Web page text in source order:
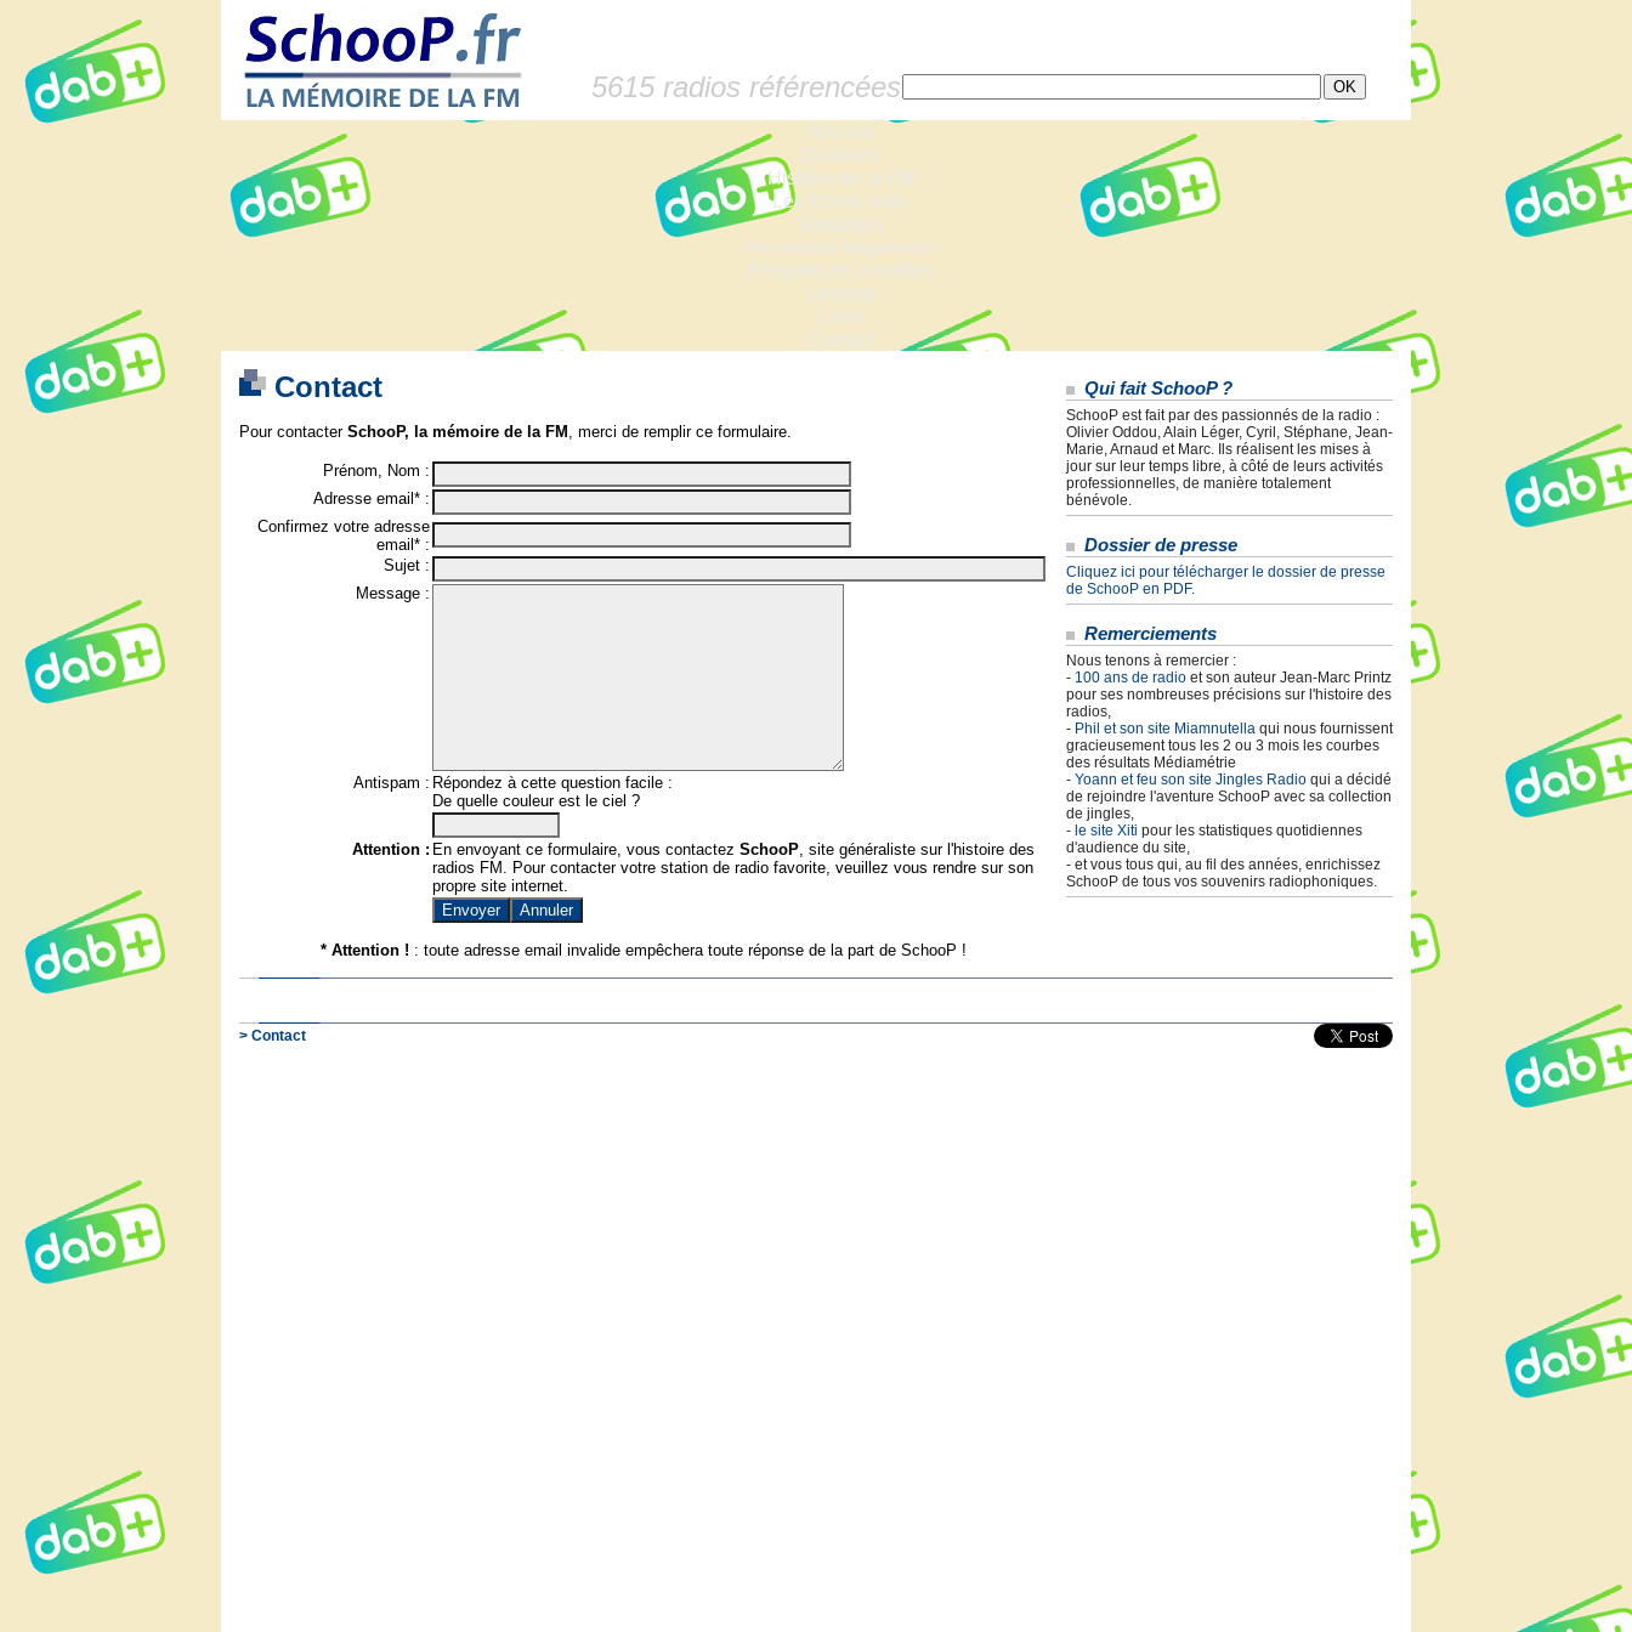
5615 radios référencées
Accueil
Dossiers
Histoire de la FM
Les fiches radio
Sondages
Anciennes fréquences
Fréquences actuelles
Lexique
Liens
Contact
Contact
Pour contacter SchooP, la mémoire de la FM , merci de remplir ce formulaire.
Prénom, Nom :
Adresse email* :
Confirmez votre adresse
email* :
Sujet :
Message :
Antispam : Répondez à cette question facile :
De quelle couleur est le ciel ?
Attention : En envoyant ce formulaire, vous contactez SchooP, site généraliste sur l'histoire des
radios FM. Pour contacter votre station de radio favorite, veuillez vous rendre sur son
propre site internet.
* Attention ! : toute adresse email invalide empêchera toute réponse de la part de SchooP !
Qui fait SchooP ?
SchooP est fait par des passionnés de la radio :
Olivier Oddou, Alain Léger, Cyril, Stéphane, Jean-
Marie, Arnaud et Marc. Ils réalisent les mises à
jour sur leur temps libre, à côté de leurs activités
professionnelles, de manière totalement
bénévole.
Dossier de presse
Cliquez ici pour télécharger le dossier de presse
de SchooP en PDF.
Remerciements
Nous tenons à remercier :
- 100 ans de radio et son auteur Jean-Marc Printz
pour ses nombreuses précisions sur l'histoire des
radios,
- Phil et son site Miamnutella qui nous fournissent
gracieusement tous les 2 ou 3 mois les courbes
des résultats Médiamétrie
- Yoann et feu son site Jingles Radio qui a décidé
de rejoindre l'aventure SchooP avec sa collection
de jingles,
- le site Xiti pour les statistiques quotidiennes
d'audience du site,
- et vous tous qui, au fil des années, enrichissez
SchooP de tous vos souvenirs radiophoniques.
> Contact